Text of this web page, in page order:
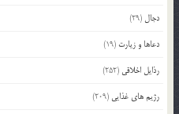
دجال (29)
دعاها و زیارت (19)
رذایل اخلاقی (252)
رژیم های غذایی (209)